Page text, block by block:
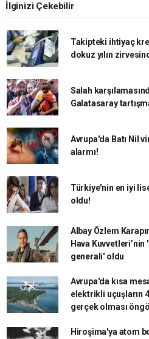
İlginizi Çekebilir
Takipteki ihtiyaç
dokuz yılın
Salah
Galatasaray
Avrupa'da Batı Nil
alarmı!
Türkiye'nin en iyi
oldu!
Albay Özlem
Hava Kuvvetleri’nin
generali' oldu
Avrupa'da kısa
elektrikli uçuşların
gerçek olması
Hiroşima'ya atom